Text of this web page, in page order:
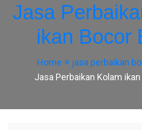
Jasa
ikan Bocor
Home
jasa perbaikan
Jasa Perbaikan Kolam